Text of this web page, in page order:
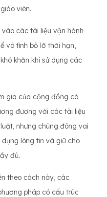
viên.
các tài liệu vận hành
vô tình bỏ lỡ thời hạn,
khăn khi sử dụng các
gia của cộng đồng có
đương với các tài liệu
nhưng chúng đóng vai
lòng tin và giữ cho
đủ.
theo cách này, các
pháp có cấu trúc